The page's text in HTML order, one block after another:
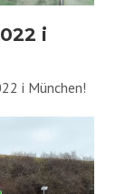
i
i München!